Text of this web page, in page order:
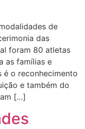
de
das
foram 80 atletas
as famílias e
é o reconhecimento
e também do
[…]